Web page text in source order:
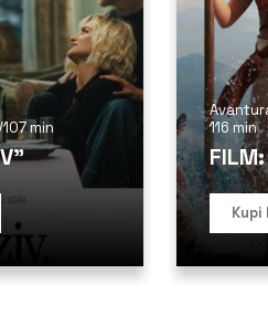
107 min
116 min
Kupi